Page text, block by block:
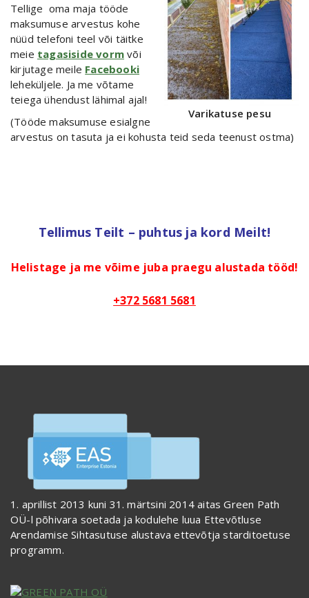
Varikatuse pesu
Tellige oma maja tööde
maksumuse arvestus kohe
nüüd telefoni teel või täitke
meie tagasiside vorm või
kirjutage meile Facebooki
leheküljele. Ja me võtame
teiega ühendust lähimal ajal!
(Tööde maksumuse esialgne
arvestus on tasuta ja ei kohusta teid seda teenust ostma)
Tellimus Teilt – puhtus ja kord Meilt!
Helistage ja me võime juba praegu alustada tööd!
+372 5681 5681
1. aprillist 2013 kuni 31. märtsini 2014 aitas Green Path
OÜ-l põhivara soetada ja kodulehe luua Ettevõtluse
Arendamise Sihtasutuse alustava ettevõtja starditoetuse
programm.